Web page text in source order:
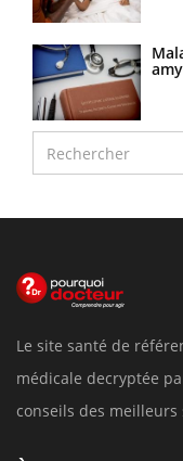
Le site santé de
médicale decryptée
conseils des meilleurs